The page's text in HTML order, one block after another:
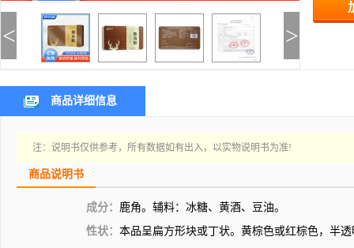
< >
商品详细信息
注：说明书仅供参考，所有数据如有出入，以实物说明书为准!
商品说明书
成分： 鹿角。辅料：冰糖、黄酒、豆油。
性状： 本品呈扁方形块或丁状。黄棕色或红棕色，半